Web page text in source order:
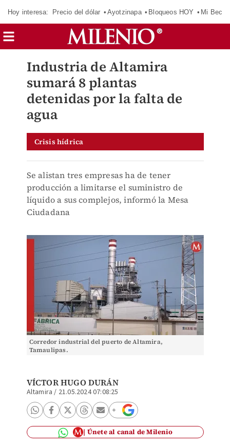
Hoy interesa: Precio del dólar Ayotzinapa Bloqueos HOY Mi Beca
Industria de Altamira
sumará 8 plantas
detenidas por la falta de
agua
Crisis hídrica
Se alistan tres empresas ha de tener
producción a limitarse el suministro de
líquido a sus complejos, informó la Mesa
Ciudadana
Corredor industrial del puerto de Altamira,
Tamaulipas.
VÍCTOR HUGO DURÁN
Altamira / 21.05.2024 07:08:25
Únete al canal de Milenio